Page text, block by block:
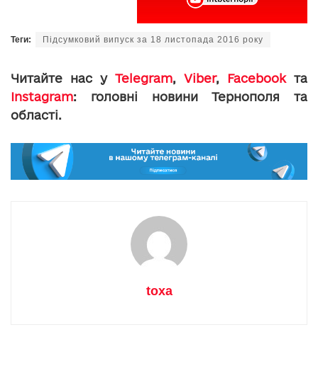
Теги: Підсумковий випуск за 18 листопада 2016 року
Читайте нас у Telegram, Viber, Facebookта
Instagram: головні новини Тернополя та
області.
toxa